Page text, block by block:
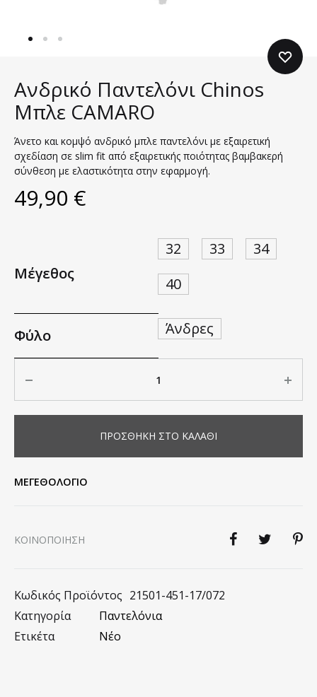
Ανδρικό Παντελόνι Chinos
Mπλε CAMARO
Άνετο και κομψό ανδρικό μπλε παντελόνι με εξαιρετική
σχεδίαση σε slim fit από εξαιρετικής ποιότητας βαμβακερή
σύνθεση με ελαστικότητα στην εφαρμογή.
49,90 €
Μέγεθος
32 33
34
40
Φύλο Άνδρες
ΠΡΟΣΘΉΚΗ ΣΤΟ ΚΑΛΆΘΙ
ΜΕΓΕΘΟΛΟΓΙΟ
KΟΙΝΟΠΟΊΗΣΗ
Κωδικός Προϊόντος 21501-451-17/072
Κατηγορία
Παντελόνια
Ετικέτα
Νέο